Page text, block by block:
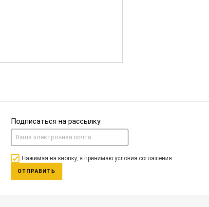
Подписаться на рассылку
Нажимая на кнопку, я принимаю условия соглашения.
ОТПРАВИТЬ